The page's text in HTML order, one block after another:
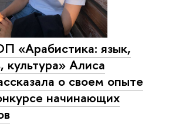
«Арабистика: язык,
культура» Алиса
о своем опыте
начинающих